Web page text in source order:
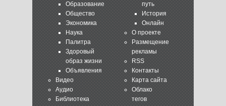
Образование
Общество
Экономика
Наука
Палитра
Здоровый
образ жизни
Объявления
Видео
Аудио
Библиотека
путь
История
Онлайн
О проекте
Размещение
рекламы
RSS
Контакты
Карта сайта
Облако
тегов